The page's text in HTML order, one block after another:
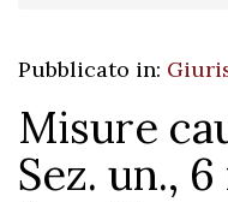
Pubblicato in:
Misure
Sez. un.,